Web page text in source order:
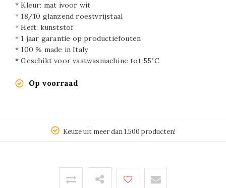
* Kleur: mat ivoor wit
* 18/10 glanzend roestvrijstaal
* Heft: kunststof
* 1 jaar garantie op productiefouten
* 100 % made in Italy
* Geschikt voor vaatwasmachine tot 55˚C
Op voorraad
Keuze uit meer dan 1.500 producten!